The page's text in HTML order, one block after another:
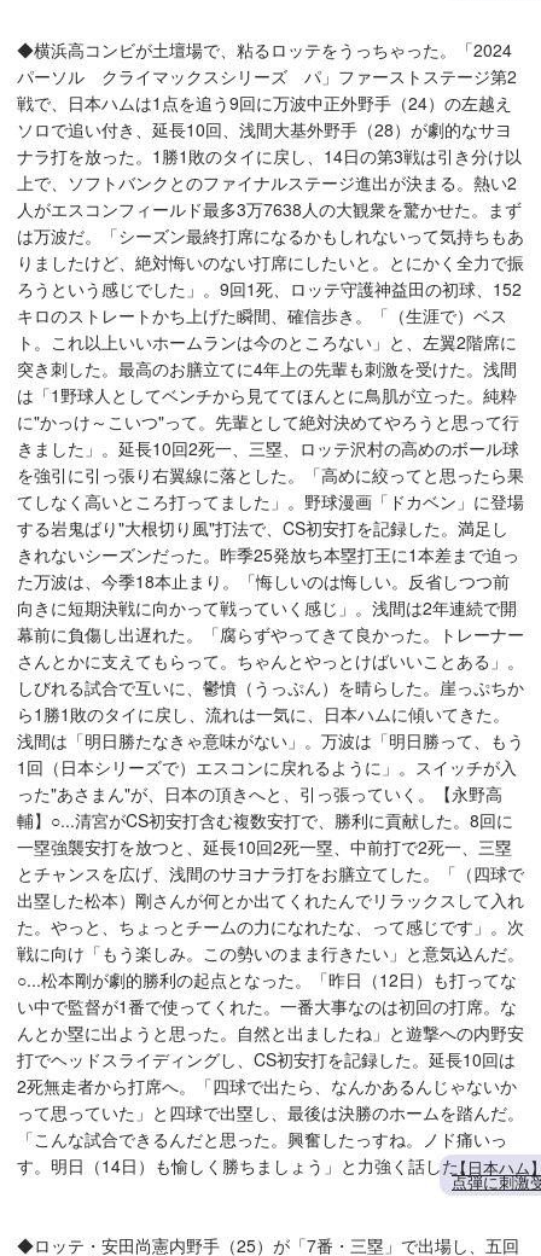
◆横浜高コンビが土壇場で、粘るロッテをうっちゃった。「2024
パーソル クライマックスシリーズ パ」ファーストステージ第2
戦で、日本ハムは1点を追う9回に万波中正外野手（24）の左越え
ソロで追い付き、延長10回、浅間大基外野手（28）が劇的なサヨ
ナラ打を放った。1勝1敗のタイに戻し、14日の第3戦は引き分け以
上で、ソフトバンクとのファイナルステージ進出が決まる。熱い2
人がエスコンフィールド最多3万7638人の大観衆を驚かせた。まず
は万波だ。「シーズン最終打席になるかもしれないって気持ちもあ
りましたけど、絶対悔いのない打席にしたいと。とにかく全力で振
ろうという感じでした」。9回1死、ロッテ守護神益田の初球、152
キロのストレートかち上げた瞬間、確信歩き。「（生涯で）ベス
ト。これ以上いいホームランは今のところない」と、左翼2階席に
突き刺した。最高のお膳立てに4年上の先輩も刺激を受けた。浅間
は「1野球人としてベンチから見ててほんとに鳥肌が立った。純粋
に"かっけ～こいつ"って。先輩として絶対決めてやろうと思って行
きました」。延長10回2死一、三塁、ロッテ沢村の高めのボール球
を強引に引っ張り右翼線に落とした。「高めに絞ってと思ったら果
てしなく高いところ打ってました」。野球漫画「ドカベン」に登場
する岩鬼ばり"大根切り風"打法で、CS初安打を記録した。満足し
きれないシーズンだった。昨季25発放ち本塁打王に1本差まで迫っ
た万波は、今季18本止まり。「悔しいのは悔しい。反省しつつ前
向きに短期決戦に向かって戦っていく感じ」。浅間は2年連続で開
幕前に負傷し出遅れた。「腐らずやってきて良かった。トレーナー
さんとかに支えてもらって。ちゃんとやっとけばいいことある」。
しびれる試合で互いに、鬱憤（うっぷん）を晴らした。崖っぷちか
ら1勝1敗のタイに戻し、流れは一気に、日本ハムに傾いてきた。
浅間は「明日勝たなきゃ意味がない」。万波は「明日勝って、もう
1回（日本シリーズで）エスコンに戻れるように」。スイッチが入
った"あさまん"が、日本の頂きへと、引っ張っていく。【永野高
輔】○...清宮がCS初安打含む複数安打で、勝利に貢献した。8回に
一塁強襲安打を放つと、延長10回2死一塁、中前打で2死一、三塁
とチャンスを広げ、浅間のサヨナラ打をお膳立てした。「（四球で
出塁した松本）剛さんが何とか出てくれたんでリラックスして入れ
た。やっと、ちょっとチームの力になれたな、って感じです」。次
戦に向け「もう楽しみ。この勢いのまま行きたい」と意気込んだ。
○...松本剛が劇的勝利の起点となった。「昨日（12日）も打ってな
い中で監督が1番で使ってくれた。一番大事なのは初回の打席。な
んとか塁に出ようと思った。自然と出ましたね」と遊撃への内野安
打でヘッドスライディングし、CS初安打を記録した。延長10回は
2死無走者から打席へ。「四球で出たら、なんかあるんじゃないか
って思っていた」と四球で出塁し、最後は決勝のホームを踏んだ。
「こんな試合できるんだと思った。興奮したっすね。ノド痛いっ
す。明日（14日）も愉しく勝ちましょう」と力強く話した。【日本ハム
点弾に刺激
◆ロッテ・安田尚憲内野手（25）が「7番・三塁」で出場し、五回